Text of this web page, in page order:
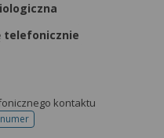
telefonicznie
kontaktu
do rejestracji